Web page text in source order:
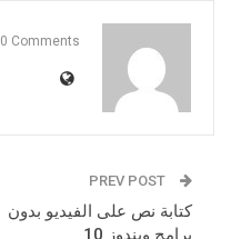
0 Comments
كتابة نص على الفيديو بدون
برامج ويندوز 10